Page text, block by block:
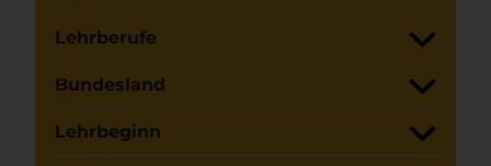
Lehrberufe
Bundesland
Lehrbeginn